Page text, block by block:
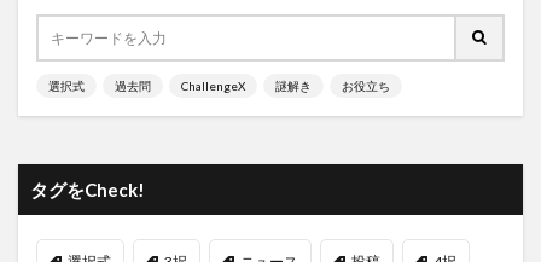
選択式 過去問 ChallengeX 謎解き お役立ち
タグをCheck!